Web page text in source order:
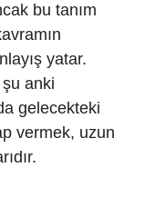
bu tanım
yatar.
anki
gelecekteki
vermek, uzun